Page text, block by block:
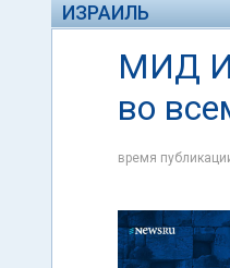
ИЗРАИЛЬ
МИД
во
время